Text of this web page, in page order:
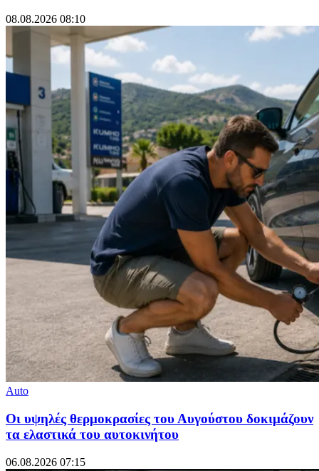
08.08.2026 08:10
Auto
Οι υψηλές θερμοκρασίες του Αυγούστου δοκιμάζουν
τα ελαστικά του αυτοκινήτου
06.08.2026 07:15